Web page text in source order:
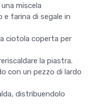
miscela
farina di segale in
ciotola coperta per
la piastra.
con un pezzo di lardo
distribuendolo